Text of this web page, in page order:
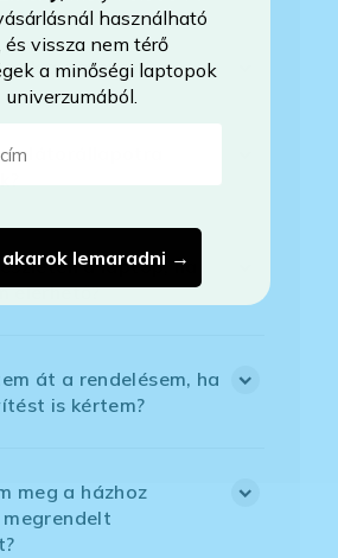
a garancia?
a laptop, ha
elérhető?
át a rendelésem, ha
is kértem?
meg a házhoz
használható
és vissza nem térő
a minőségi laptopok
univerzumából.
Nem akarok lemaradni →